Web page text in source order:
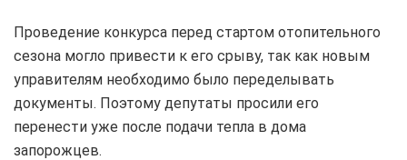
Проведение конкурса перед стартом отопительного
сезона могло привести к его срыву, так как новым
управителям необходимо было переделывать
документы. Поэтому депутаты просили его
перенести уже после подачи тепла в дома
запорожцев.